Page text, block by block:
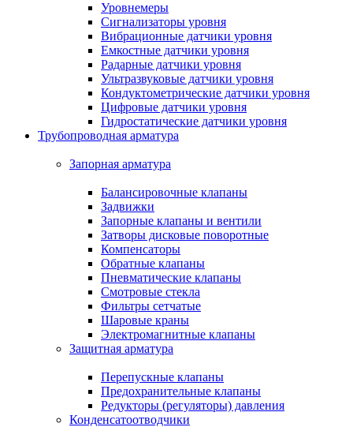
Уровнемеры
Сигнализаторы уровня
Вибрационные датчики уровня
Емкостные датчики уровня
Радарные датчики уровня
Ультразвуковые датчики уровня
Кондуктометрические датчики уровня
Цифровые датчики уровня
Гидростатические датчики уровня
Трубопроводная арматура
Запорная арматура
Балансировочные клапаны
Задвижки
Запорные клапаны и вентили
Затворы дисковые поворотные
Компенсаторы
Обратные клапаны
Пневматические клапаны
Смотровые стекла
Фильтры сетчатые
Шаровые краны
Электромагнитные клапаны
Защитная арматура
Перепускные клапаны
Предохранительные клапаны
Редукторы (регуляторы) давления
Конденсатоотводчики